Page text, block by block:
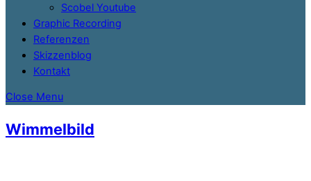
Scobel Youtube
Graphic Recording
Referenzen
Skizzenblog
Kontakt
Close Menu
Wimmelbild